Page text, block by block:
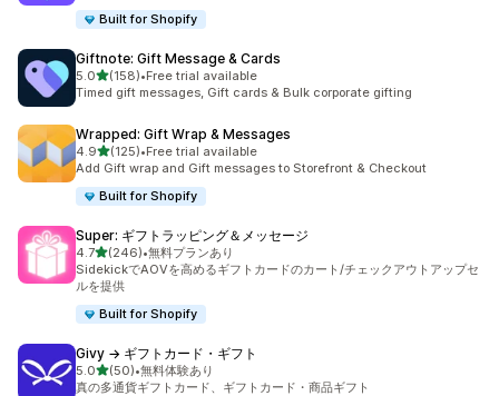
Built for Shopify
Giftnote: Gift Message & Cards
5.05つ星中
(158)
合計レビュー数：158件
•Free trial available
Timed gift messages, Gift cards & Bulk corporate gifting
Wrapped: Gift Wrap & Messages
4.95つ星中
(125)
合計レビュー数：125件
•Free trial available
Add Gift wrap and Gift messages to Storefront & Checkout
Built for Shopify
Super: ギフトラッピング＆メッセージ
4.75つ星中
(246)
合計レビュー数：246件
•無料プランあり
SidekickでAOVを高めるギフトカードのカート/チェックアウトアップセ
ルを提供
Built for Shopify
Givy → ギフトカード・ギフト
5.05つ星中
(50)
合計レビュー数：50件
•無料体験あり
真の多通貨ギフトカード、ギフトカード・商品ギフト